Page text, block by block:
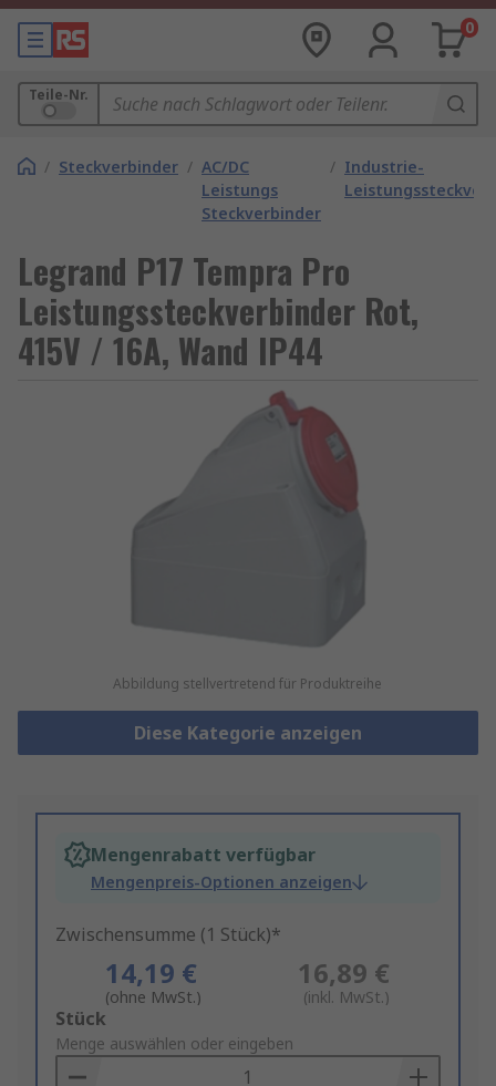
0
Teile-Nr.
/ Steckverbinder / AC/DC
Leistungs
Steckverbinder
/ Industrie-
Legrand P17 Tempra Pro
Leistungssteckverbinder Rot,
415V / 16A, Wand IP44
Abbildung stellvertretend für Produktreihe
Diese Kategorie anzeigen
Mengenrabatt verfügbar
Mengenpreis-Optionen anzeigen
Zwischensumme (1 Stück)*
14,19 €
(ohne MwSt.)
16,89 €
(inkl. MwSt.)
Add
to
Basket
Stück
Menge auswählen oder eingeben